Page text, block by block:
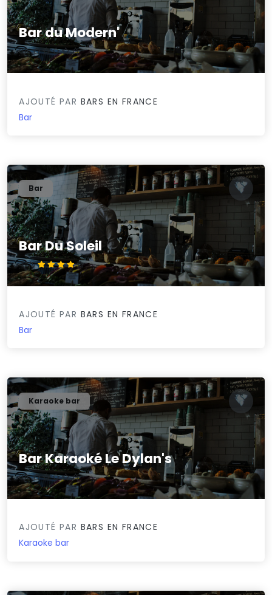
Bar du Modern'
0/5
AJOUTÉ PAR BARS EN FRANCE
Bar
Bar Du Soleil
4.2/5
Bar
AJOUTÉ PAR BARS EN FRANCE
Bar
Bar Karaoké Le Dylan's
0/5
Karaoke bar
AJOUTÉ PAR BARS EN FRANCE
Karaoke bar